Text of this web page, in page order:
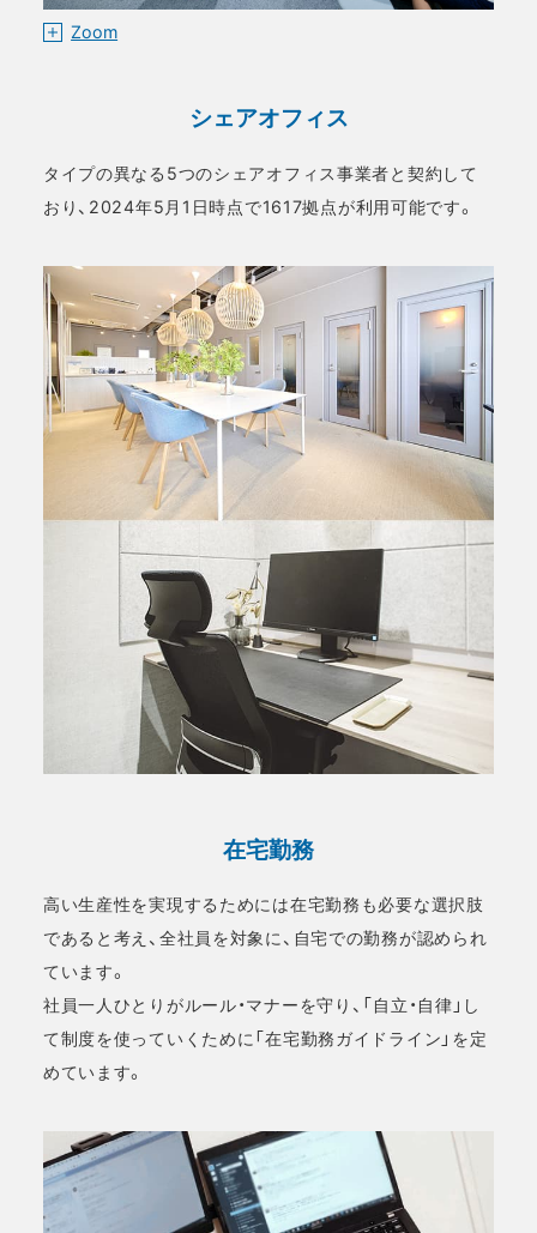
Zoom
シェアオフィス
タイプの異なる5つのシェアオフィス事業者と契約して
おり、2024年5月1日時点で1617拠点が利用可能です。
在宅勤務
高い生産性を実現するためには在宅勤務も必要な選択肢
であると考え、全社員を対象に、自宅での勤務が認められ
ています。
社員一人ひとりがルール・マナーを守り、「自立・自律」し
て制度を使っていくために「在宅勤務ガイドライン」を定
めています。